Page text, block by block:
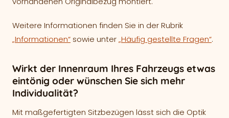
Weitere Informationen finden Sie in der Rubrik
„Informationen“ sowie unter„Häufig gestellte Fragen“.
Wirkt der Innenraum Ihres Fahrzeugs etwas
eintönig oder wünschen Sie sich mehr
Individualität?
Mit maßgefertigten Sitzbezügen lässt sich die Optik